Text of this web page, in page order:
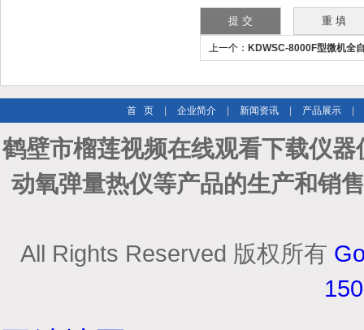
上一个： KDWSC-8000F型微机全
首 页 企业简介 新闻资讯 产品展示
鹤壁市榴莲视频在线观看下载仪
动氧弹量热仪等产品的生产和销
All Rights Reserved 版权所有